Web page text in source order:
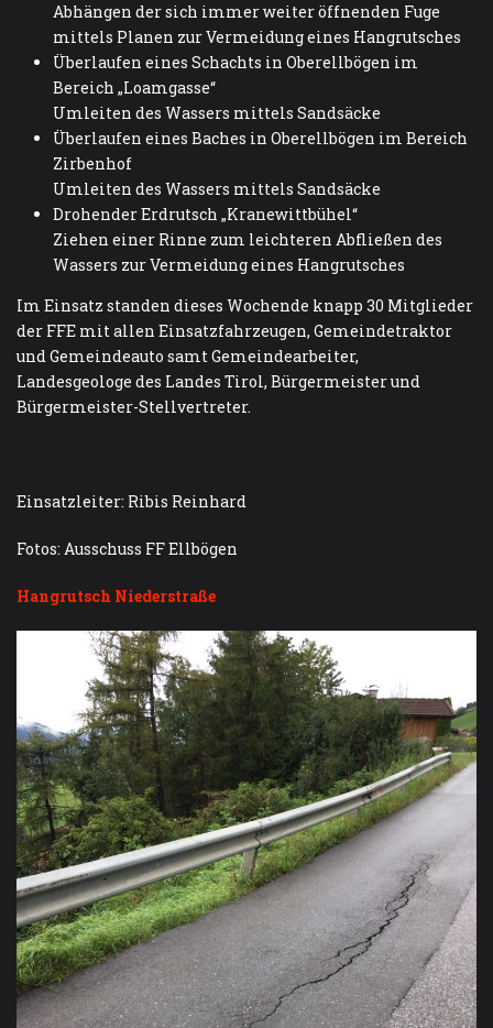
Abhängen der sich immer weiter öffnenden Fuge
mittels Planen zur Vermeidung eines Hangrutsches
Überlaufen eines Schachts in Oberellbögen im
Bereich „Loamgasse“
Umleiten des Wassers mittels Sandsäcke
Überlaufen eines Baches in Oberellbögen im Bereich
Zirbenhof
Umleiten des Wassers mittels Sandsäcke
Drohender Erdrutsch „Kranewittbühel“
Ziehen einer Rinne zum leichteren Abfließen des
Wassers zur Vermeidung eines Hangrutsches
Im Einsatz standen dieses Wochende knapp 30 Mitglieder
der FFE mit allen Einsatzfahrzeugen, Gemeindetraktor
und Gemeindeauto samt Gemeindearbeiter,
Landesgeologe des Landes Tirol, Bürgermeister und
Bürgermeister-Stellvertreter.
Einsatzleiter: Ribis Reinhard
Fotos: Ausschuss FF Ellbögen
Hangrutsch Niederstraße